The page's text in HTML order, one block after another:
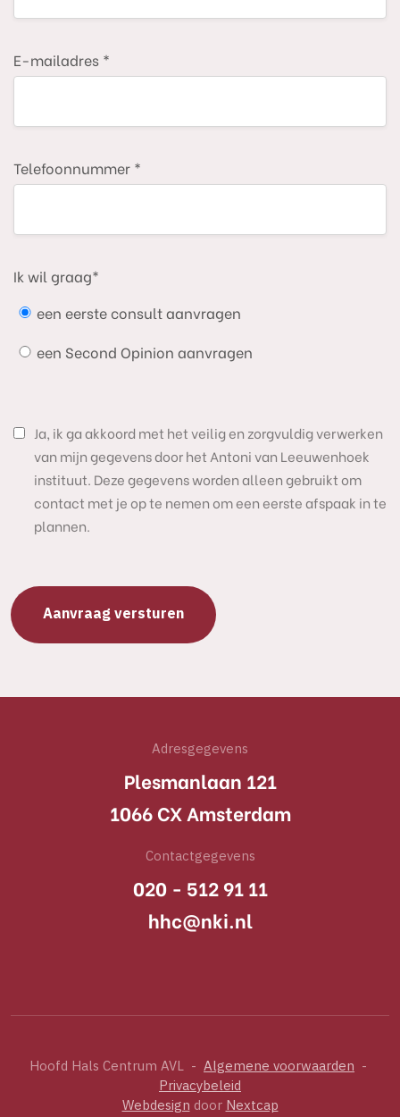
E-mailadres *
Telefoonnummer *
Ik wil graag*
een eerste consult aanvragen
een Second Opinion aanvragen
Ja, ik ga akkoord met het veilig en zorgvuldig verwerken
van mijn gegevens door het Antoni van Leeuwenhoek
instituut. Deze gegevens worden alleen gebruikt om
contact met je op te nemen om een eerste afspaak in te
plannen.
Adresgegevens
Plesmanlaan 121
1066 CX Amsterdam
Contactgegevens
020 - 512 91 11
hhc@nki.nl
Hoofd Hals Centrum AVL - Algemene voorwaarden -
Privacybeleid
WebdesigndoorNextcap